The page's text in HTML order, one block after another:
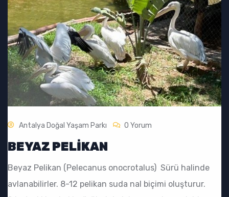
Antalya Doğal Yaşam Parkı 0 Yorum
BEYAZ PELIKAN
Beyaz Pelikan (Pelecanus onocrotalus) Sürü halinde
avlanabilirler. 8-12 pelikan suda nal biçimi oluşturur.